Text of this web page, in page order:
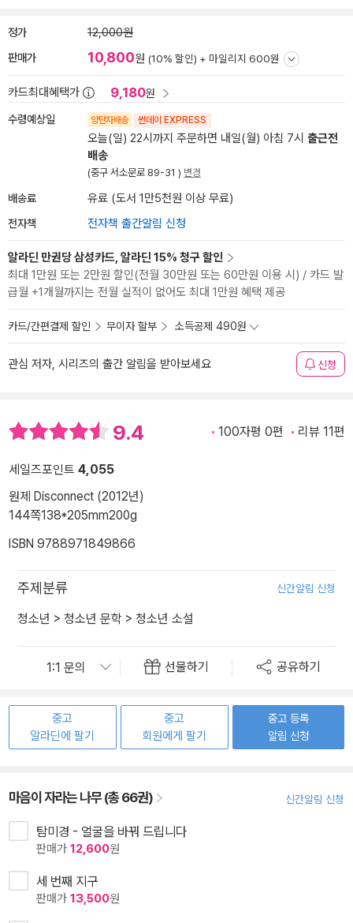
정가 12,000원
판매가 10,800원 (10% 할인) + 마일리지 600원
카드최대혜택가 9,180원
수령예상일 양탄자배송 썬데이 EXPRESS
오늘(일) 22시까지 주문하면 내일(월) 아침 7시 출근전
배송
(중구 서소문로 89-31 ) 변경
배송료 유료 (도서 1만5천원 이상 무료)
전자책 전자책 출간알림 신청
알라딘 만권당 삼성카드, 알라딘 15% 청구 할인
최대 1만원 또는 2만원 할인(전월 30만원 또는 60만원 이용 시) / 카드 발
급월 +1개월까지는 전월 실적이 없어도 최대 1만원 혜택 제공
카드/간편결제 할인 무이자 할부 소득공제 490원
관심 저자, 시리즈의 출간 알림을 받아보세요 신청
9.4 100자평 0편 리뷰 11편
세일즈포인트 4,055
원제 Disconnect (2012년)
144쪽138*205mm200g
ISBN 9788971849866
주제분류 신간알림 신청
청소년 > 청소년 문학 > 청소년 소설
선물하기 공유하기
중고
알라딘에 팔기
중고
회원에게 팔기
중고 등록
알림 신청
마음이 자라는 나무 (총 66권) 신간알림 신청
탐미경 - 얼굴을 바꿔 드립니다
판매가 12,600원
세 번째 지구
판매가 13,500원